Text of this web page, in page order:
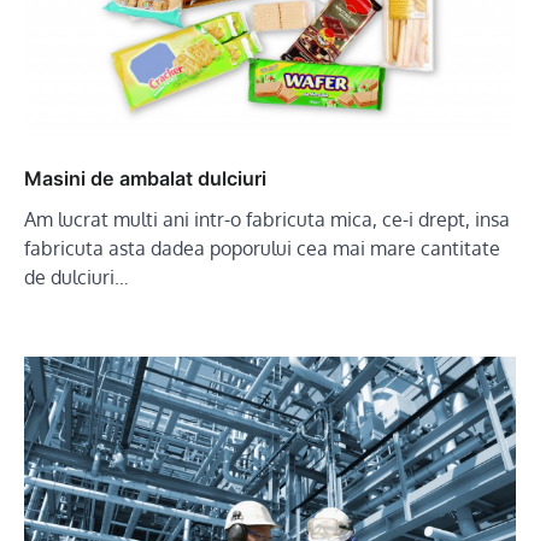
Masini de ambalat dulciuri
Am lucrat multi ani intr-o fabricuta mica, ce-i drept, insa
fabricuta asta dadea poporului cea mai mare cantitate
de dulciuri…